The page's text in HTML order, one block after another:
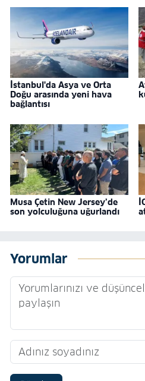
İstanbul'da Asya ve Orta
Doğu arasında yeni hava
bağlantısı
Musa Çetin New Jersey’de
son yolculuğuna uğurlandı
Yorumlar